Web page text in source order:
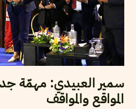
سمير العبيدي: مهمّة
المواقع والمواقف